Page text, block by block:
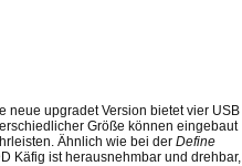
neue upgradet Version bietet vier USB
Größe können eingebaut
Ähnlich wie bei der Define
Käfig ist herausnehmbar und drehbar,